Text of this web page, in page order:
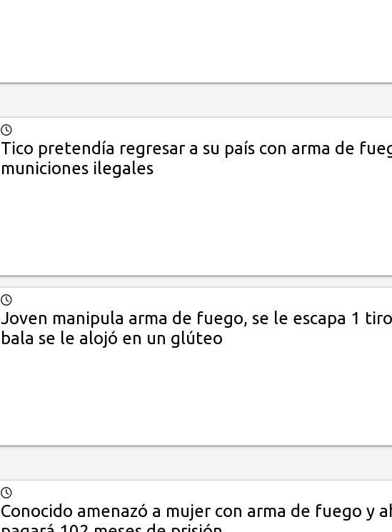
Tico pretendía regresar a su país con arma de
municiones ilegales
Joven manipula arma de fuego, se le escapa 1
bala se le alojó en un glúteo
Conocido amenazó a mujer con arma de fuego y